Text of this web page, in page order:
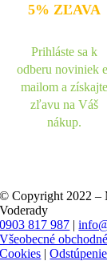
5% ZĽAVA
Prihláste sa k
odberu noviniek
mailom a získajte
zľavu na Váš
nákup.
© Copyright 2022 –
Voderady
0903 817 987 |
Všeobecné
Cookies |